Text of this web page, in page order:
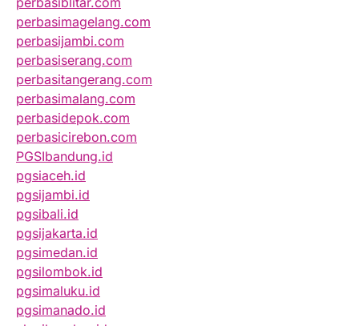
perbasimagelang.com
perbasijambi.com
perbasiserang.com
perbasitangerang.com
perbasimalang.com
perbasidepok.com
perbasicirebon.com
PGSIbandung.id
pgsiaceh.id
pgsijambi.id
pgsibali.id
pgsijakarta.id
pgsimedan.id
pgsilombok.id
pgsimaluku.id
pgsimanado.id